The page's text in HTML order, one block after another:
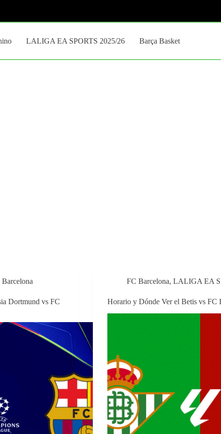
LALIGA EA SPORTS 2025/26 Barça Basket
Barcelona
Dortmund vs FC
FC Barcelona,LALIGA EA
Horario y Dónde Ver el Betis vs FC